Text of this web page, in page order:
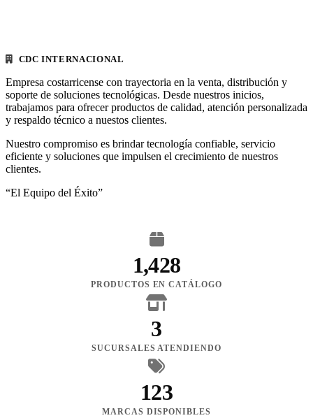
CDC INTERNACIONAL
Empresa costarricense con trayectoria en la venta, distribución y
soporte de soluciones tecnológicas. Desde nuestros inicios,
trabajamos para ofrecer productos de calidad, atención personalizada
y respaldo técnico a nuestos clientes.
Nuestro compromiso es brindar tecnología confiable, servicio
eficiente y soluciones que impulsen el crecimiento de nuestros
clientes.
“El Equipo del Éxito”
1,428
PRODUCTOS EN CATÁLOGO
3
SUCURSALES ATENDIENDO
123
MARCAS DISPONIBLES